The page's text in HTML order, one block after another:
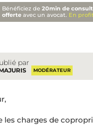
Bénéficiez de20min de
offerte avec un avocat. En
par
MODÉRATEUR
les charges de